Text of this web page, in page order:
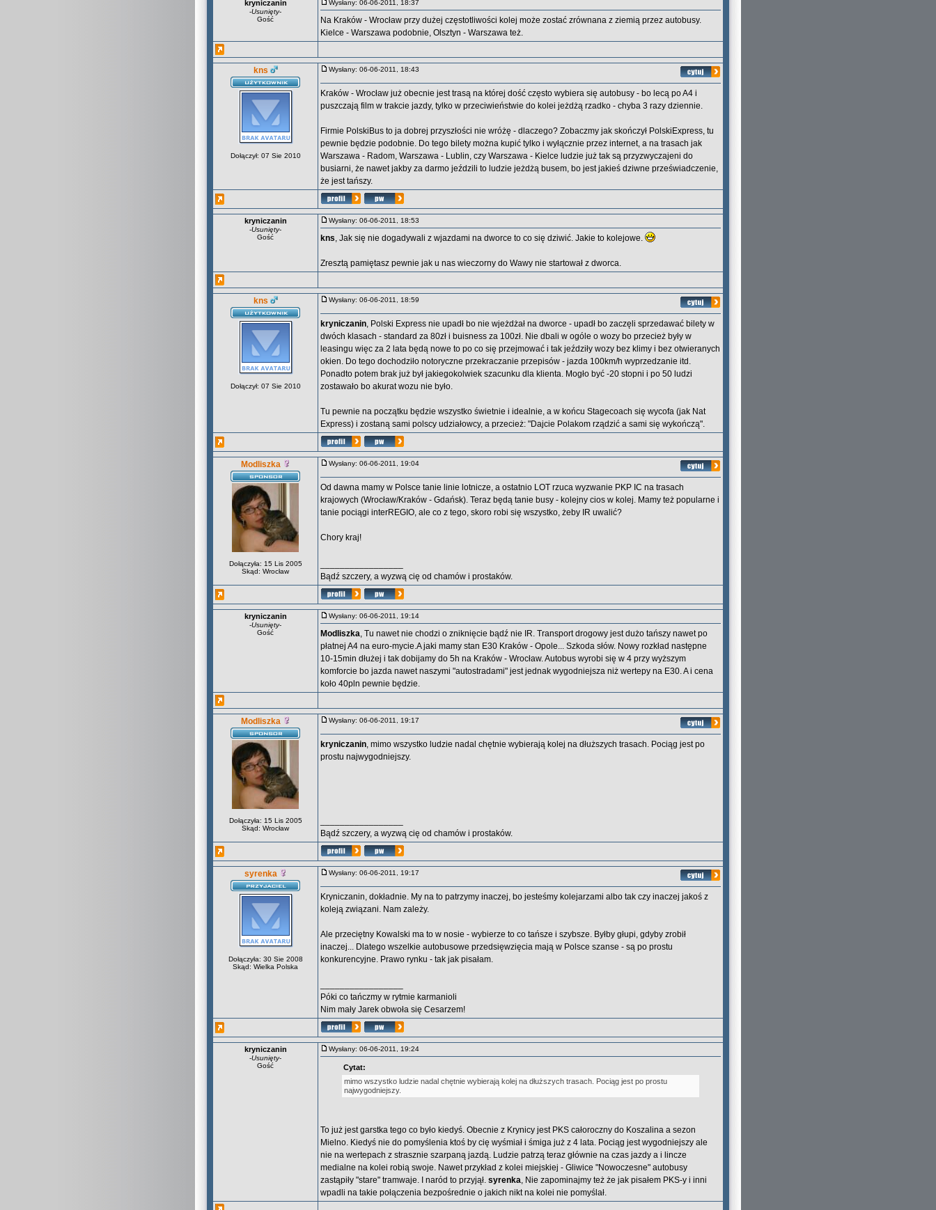
kryniczanin
-Usunięty-
Gość
Wysłany: 06-06-2011, 18:37
Na Kraków - Wrocław przy dużej częstotliwości kolej może zostać zrównana z ziemią przez autobusy.
Kielce - Warszawa podobnie, Olsztyn - Warszawa też.
kns
Dołączył: 07 Sie 2010
Wysłany: 06-06-2011, 18:43
Kraków - Wrocław już obecnie jest trasą na której dość często wybiera się autobusy - bo lecą po A4 i
puszczają film w trakcie jazdy, tylko w przeciwieństwie do kolei jeżdżą rzadko - chyba 3 razy dziennie.
Firmie PolskiBus to ja dobrej przyszłości nie wróżę - dlaczego? Zobaczmy jak skończył PolskiExpress, tu
pewnie będzie podobnie. Do tego bilety można kupić tylko i wyłącznie przez internet, a na trasach jak
Warszawa - Radom, Warszawa - Lublin, czy Warszawa - Kielce ludzie już tak są przyzwyczajeni do
busiarni, że nawet jakby za darmo jeździli to ludzie jeżdżą busem, bo jest jakieś dziwne przeświadczenie,
że jest tańszy.
kryniczanin
-Usunięty-
Gość
Wysłany: 06-06-2011, 18:53
kns, Jak się nie dogadywali z wjazdami na dworce to co się dziwić. Jakie to kolejowe.
Zresztą pamiętasz pewnie jak u nas wieczorny do Wawy nie startował z dworca.
kns
Dołączył: 07 Sie 2010
Wysłany: 06-06-2011, 18:59
kryniczanin, Polski Express nie upadł bo nie wjeżdżał na dworce - upadł bo zaczęli sprzedawać bilety w
dwóch klasach - standard za 80zł i buisness za 100zł. Nie dbali w ogóle o wozy bo przecież były w
leasingu więc za 2 lata będą nowe to po co się przejmować i tak jeździły wozy bez klimy i bez otwieranych
okien. Do tego dochodziło notoryczne przekraczanie przepisów - jazda 100km/h wyprzedzanie itd.
Ponadto potem brak już był jakiegokolwiek szacunku dla klienta. Mogło być -20 stopni i po 50 ludzi
zostawało bo akurat wozu nie było.
Tu pewnie na początku będzie wszystko świetnie i idealnie, a w końcu Stagecoach się wycofa (jak Nat
Express) i zostaną sami polscy udziałowcy, a przecież: "Dajcie Polakom rządzić a sami się wykończą".
Modliszka
Dołączyła: 15 Lis 2005
Skąd: Wrocław
Wysłany: 06-06-2011, 19:04
Od dawna mamy w Polsce tanie linie lotnicze, a ostatnio LOT rzuca wyzwanie PKP IC na trasach
krajowych (Wrocław/Kraków - Gdańsk). Teraz będą tanie busy - kolejny cios w kolej. Mamy też popularne i
tanie pociągi interREGIO, ale co z tego, skoro robi się wszystko, żeby IR uwalić?
Chory kraj!
Bądź szczery, a wyzwą cię od chamów i prostaków.
kryniczanin
-Usunięty-
Gość
Wysłany: 06-06-2011, 19:14
Modliszka, Tu nawet nie chodzi o zniknięcie bądź nie IR. Transport drogowy jest dużo tańszy nawet po
płatnej A4 na euro-mycie.A jaki mamy stan E30 Kraków - Opole... Szkoda słów. Nowy rozkład następne
10-15min dłużej i tak dobijamy do 5h na Kraków - Wrocław. Autobus wyrobi się w 4 przy wyższym
komforcie bo jazda nawet naszymi "autostradami" jest jednak wygodniejsza niż wertepy na E30. A i cena
koło 40pln pewnie będzie.
Modliszka
Dołączyła: 15 Lis 2005
Skąd: Wrocław
Wysłany: 06-06-2011, 19:17
kryniczanin, mimo wszystko ludzie nadal chętnie wybierają kolej na dłuższych trasach. Pociąg jest po
prostu najwygodniejszy.
Bądź szczery, a wyzwą cię od chamów i prostaków.
syrenka
Dołączyła: 30 Sie 2008
Skąd: Wielka Polska
Wysłany: 06-06-2011, 19:17
Kryniczanin, dokładnie. My na to patrzymy inaczej, bo jesteśmy kolejarzami albo tak czy inaczej jakoś z
koleją związani. Nam zależy.
Ale przeciętny Kowalski ma to w nosie - wybierze to co tańsze i szybsze. Byłby głupi, gdyby zrobił
inaczej... Dlatego wszelkie autobusowe przedsięwzięcia mają w Polsce szanse - są po prostu
konkurencyjne. Prawo rynku - tak jak pisałam.
Póki co tańczmy w rytmie karmanioli
Nim mały Jarek obwoła się Cesarzem!
kryniczanin
-Usunięty-
Gość
Wysłany: 06-06-2011, 19:24
Cytat:
mimo wszystko ludzie nadal chętnie wybierają kolej na dłuższych trasach. Pociąg jest po prostu
najwygodniejszy.
To już jest garstka tego co było kiedyś. Obecnie z Krynicy jest PKS całoroczny do Koszalina a sezon
Mielno. Kiedyś nie do pomyślenia ktoś by cię wyśmiał i śmiga już z 4 lata. Pociąg jest wygodniejszy ale
nie na wertepach z strasznie szarpaną jazdą. Ludzie patrzą teraz głównie na czas jazdy a i lincze
medialne na kolei robią swoje. Nawet przykład z kolei miejskiej - Gliwice "Nowoczesne" autobusy
zastąpiły "stare" tramwaje. I naród to przyjął. syrenka, Nie zapominajmy też że jak pisałem PKS-y i inni
wpadli na takie połączenia bezpośrednie o jakich nikt na kolei nie pomyślał.